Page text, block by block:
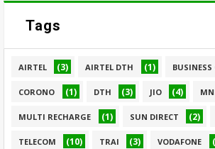
Tags
AIRTEL (3) AIRTEL DTH (1)
CORONO (1) DTH (3) JIO (4)
MULTI RECHARGE (1) SUN DIRECT (2)
TELECOM (10) TRAI (3) VODAFONE